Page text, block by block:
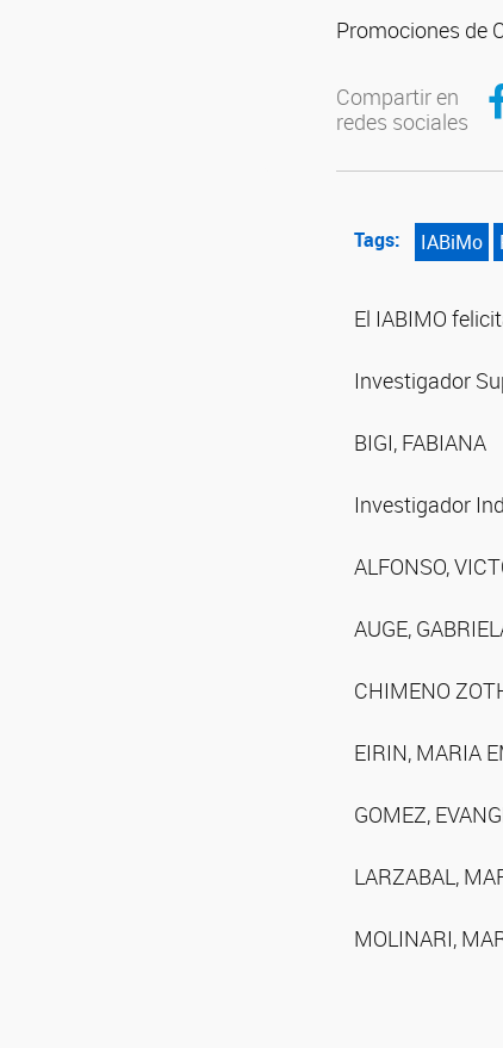
Promociones de
Compartir en
redes sociales
Tags: IABiMo
El IABIMO
Investigador
BIGI, FABIANA
Investigador
ALFONSO,
AUGE,
CHIMENO
EIRIN, MARIA
GOMEZ,
LARZABAL,
MOLINARI,